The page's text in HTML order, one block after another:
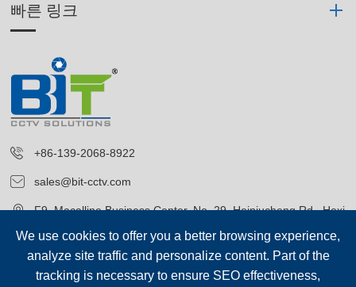
빠른 링크
+86-139-2068-8922
sales@bit-cctv.com
F9, Macalline Business Center, No. 29, Heiniucheng Rd., Hexi
District, Tianjin, China
We use cookies to offer you a better browsing experience,
analyze site traffic and personalize content. Part of the
tracking is necessary to ensure SEO effectiveness,